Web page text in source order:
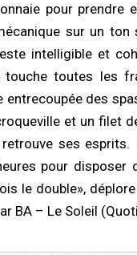
pour prendre
sur un
intelligible et
touche toutes les
des
et un filet
ses
pour disposer
le double»,
BA – Le Soleil